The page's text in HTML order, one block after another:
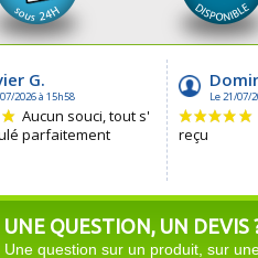
UNE QUESTION, UN DEVIS
Une question sur un produit, sur